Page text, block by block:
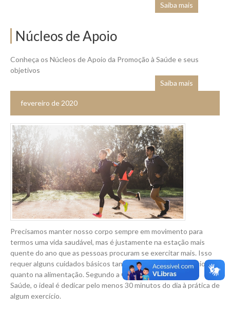
Saiba mais
Núcleos de Apoio
Conheça os Núcleos de Apoio da Promoção à Saúde e seus
objetivos
Saiba mais
fevereiro de 2020
Precisamos manter nosso corpo sempre em movimento para
termos uma vida saudável, mas é justamente na estação mais
quente do ano que as pessoas procuram se exercitar mais. Isso
requer alguns cuidados básicos tanto na escolha do exercício
quanto na alimentação. Segundo a Organização Mundial da
Saúde, o ideal é dedicar pelo menos 30 minutos do dia à prática de
algum exercício.